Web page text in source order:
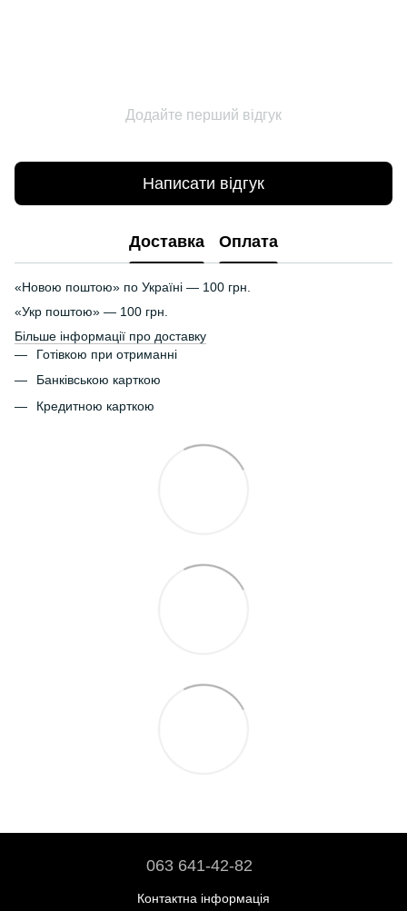
Додайте перший відгук
Написати відгук
Доставка Оплата
«Новою поштою» по Україні — 100 грн.
«Укр поштою» — 100 грн.
Більше інформації про доставку
Готівкою при отриманні
Банківською карткою
Кредитною карткою
063 641-42-82
Контактна інформація